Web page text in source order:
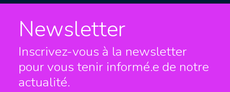
Newsletter
Inscrivez-vous à la newsletter
pour vous tenir informé.e de notre
actualité.